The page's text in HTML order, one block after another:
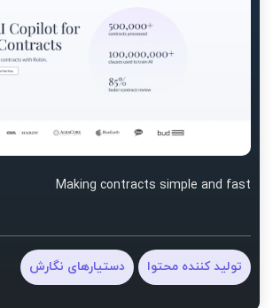
Making contracts simple and fast
تولید کننده محتوا دستیارهای نگارش